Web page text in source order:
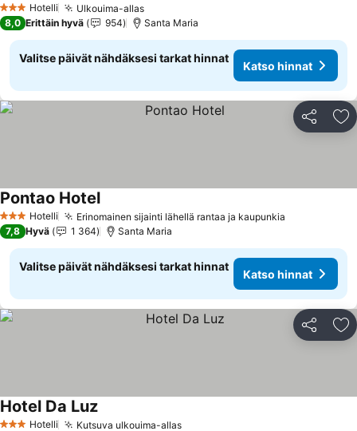
3 Tähtiluokitus
Hotelli Ulkouima-allas
8,0 Erittäin hyvä 954 Santa Maria
Valitse päivät nähdäksesi tarkat hinnat
Katso hinnat
Jaa
3 Tähtiluokitus
Hotelli Erinomainen sijainti lähellä rantaa ja kaupunkia
Pontao Hotel
7,8 Hyvä 1 364 Santa Maria
Valitse päivät nähdäksesi tarkat hinnat
Katso hinnat
Jaa
Hotelli Kutsuva ulkouima-allas
Hotel Da Luz